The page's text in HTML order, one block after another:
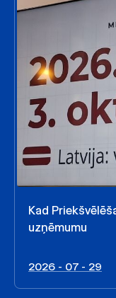
Kad
uzņēmumu
2026 - 07 - 29